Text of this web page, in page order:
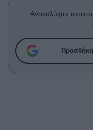
Who
True Stories
Success Stories
Ζώδια
Ανακαλύψτε